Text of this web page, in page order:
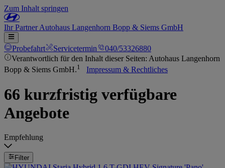
Zum Inhalt springen
IhrPartnerAutohaus Langenhorn Bopp & Siems GmbH
Probefahrt Servicetermin
040/53326880
Verantwortlich für den Inhalt dieser Seiten: Autohaus Langenhorn
Bopp & Siems GmbH.1 Impressum & Rechtliches
66 kurzfristig verfügbare
Angebote
Empfehlung
Filter